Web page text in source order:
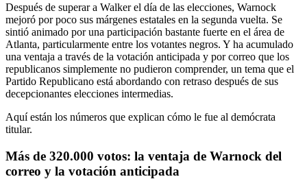
Después de superar a Walker el día de las elecciones, Warnock
mejoró por poco sus márgenes estatales en la segunda vuelta. Se
sintió animado por una participación bastante fuerte en el área de
Atlanta, particularmente entre los votantes negros. Y ha acumulado
una ventaja a través de la votación anticipada y por correo que los
republicanos simplemente no pudieron comprender, un tema que el
Partido Republicano está abordando con retraso después de sus
decepcionantes elecciones intermedias.
Aquí están los números que explican cómo le fue al demócrata
titular.
Más de 320.000 votos: la ventaja de Warnock del
correo y la votación anticipada